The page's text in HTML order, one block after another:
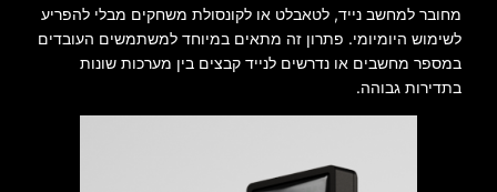
מחובר למחשב נייד, לטאבלט או לקונסולת משחקים מבלי להפריע
לשימוש היומיומי. פתרון זה מתאים במיוחד למשתמשים העובדים
במספר מחשבים או נדרשים לנייד קבצים בין מערכות שונות
בתדירות גבוהה.